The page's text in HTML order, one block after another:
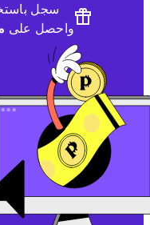
سجل
واحصل على